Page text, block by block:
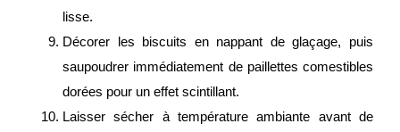
lisse.
Décorer les biscuits en nappant de glaçage, puis
saupoudrer immédiatement de paillettes comestibles
dorées pour un effet scintillant.
Laisser sécher à température ambiante avant de